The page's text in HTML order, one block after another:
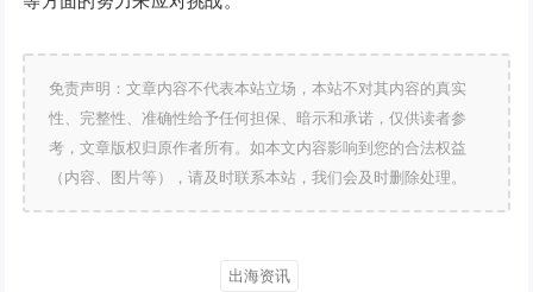
免责声明：文章内容不代表本站立场，本站不对其内容的真实
性、完整性、准确性给予任何担保、暗示和承诺，仅供读者参
考，文章版权归原作者所有。如本文内容影响到您的合法权益
（内容、图片等），请及时联系本站，我们会及时删除处理。
出海资讯